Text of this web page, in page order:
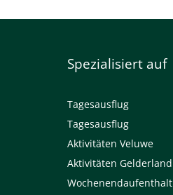
Spezialisiert auf
Tagesausflug
Tagesausflug
Aktivitäten Veluwe
Aktivitäten Gelderland
Wochenendaufenthalt